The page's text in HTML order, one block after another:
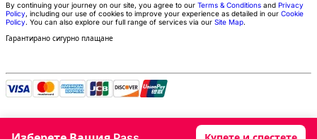
By continuing your journey on our site, you agree to our Terms & Conditions and Privacy
Policy, including our use of cookies to improve your experience as detailed in our Cookie
Policy. You can also explore our full range of services via our Site Map.
Гарантирано сигурно плащане